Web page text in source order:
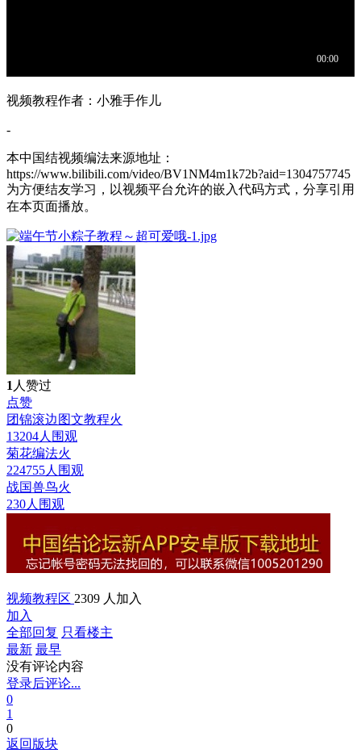
视频教程作者：小雅手作儿
-
本中国结视频编法来源地址：
https://www.bilibili.com/video/BV1NM4m1k72b?aid=1304757745
为方便结友学习，以视频平台允许的嵌入代码方式，分享引用
在本页面播放。
1 人赞过
点赞
团锦滚边图文教程火
13204人围观
菊花编法火
224755人围观
战国兽鸟火
230人围观
视频教程区 2309 人加入
加入
全部回复 只看楼主
最新 最早
没有评论内容
登录后评论...
0
1
0
返回版块